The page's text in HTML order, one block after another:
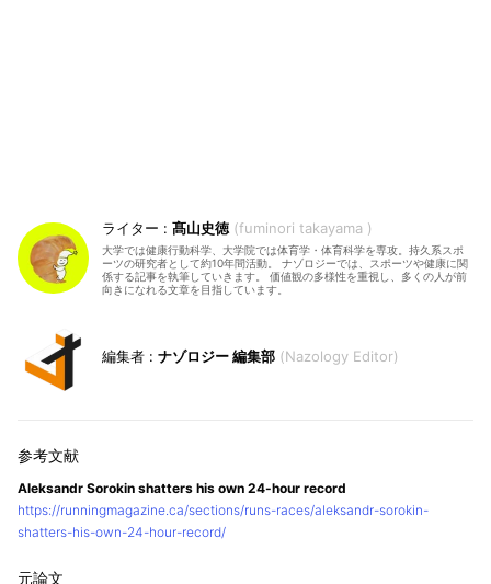
髙山史徳 fuminori takayama
大学では健康行動科学、大学院では体育学・体育科学を専攻。持久系スポ
ーツの研究者として約10年間活動。 ナゾロジーでは、スポーツや健康に関
係する記事を執筆していきます。 価値観の多様性を重視し、多くの人が前
向きになれる文章を目指しています。
ナゾロジー 編集部 Nazology Editor
Aleksandr Sorokin shatters his own 24-hour record
https://runningmagazine.ca/sections/runs-races/aleksandr-sorokin-
shatters-his-own-24-hour-record/